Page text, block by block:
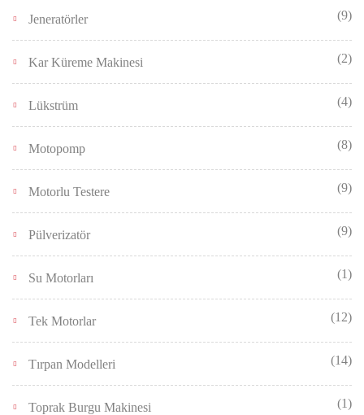
Jeneratörler (9)
Kar Küreme Makinesi (2)
Lükstrüm (4)
Motopomp (8)
Motorlu Testere (9)
Pülverizatör (9)
Su Motorları (1)
Tek Motorlar (12)
Tırpan Modelleri (14)
Toprak Burgu Makinesi (1)